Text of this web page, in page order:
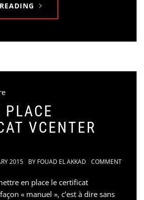
VCENTER
2015 BY FOUAD EL AKKAD COMMENT
en place le certificat
« manuel », c’est à dire sans